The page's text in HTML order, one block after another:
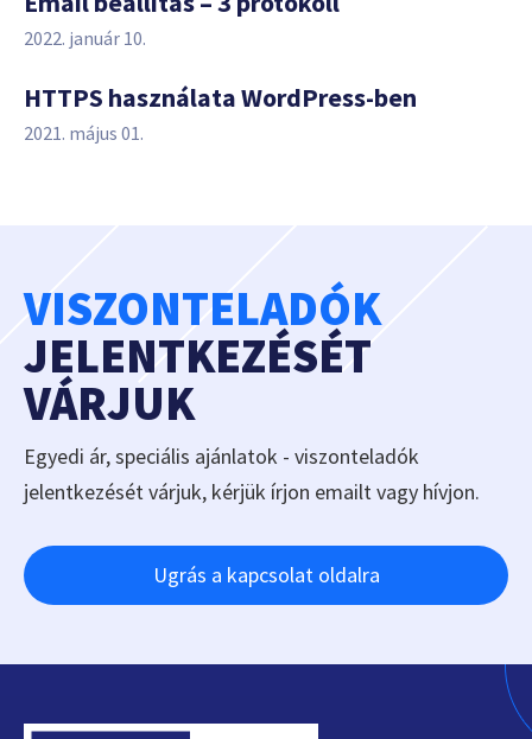
2022. január 10.
HTTPS használata WordPress-ben
2021. május 01.
VISZONTELADÓK
JELENTKEZÉSÉT
VÁRJUK
Egyedi ár, speciális ajánlatok - viszonteladók
jelentkezését várjuk, kérjük írjon emailt vagy hívjon.
Ugrás a kapcsolat oldalra